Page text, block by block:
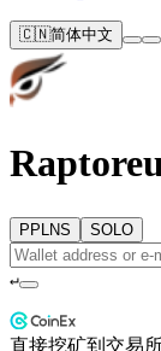
🇨🇳简体中文
PPLNS SOLO
↵
直接挖矿到交易